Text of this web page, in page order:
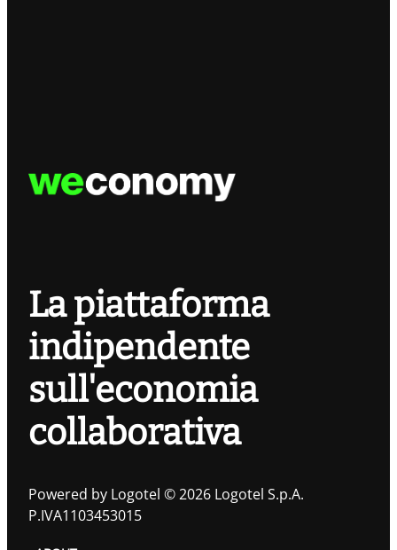
La piattaforma
indipendente
sull'economia
collaborativa
Powered by Logotel © 2026 Logotel S.p.A.
P.IVA1103453015